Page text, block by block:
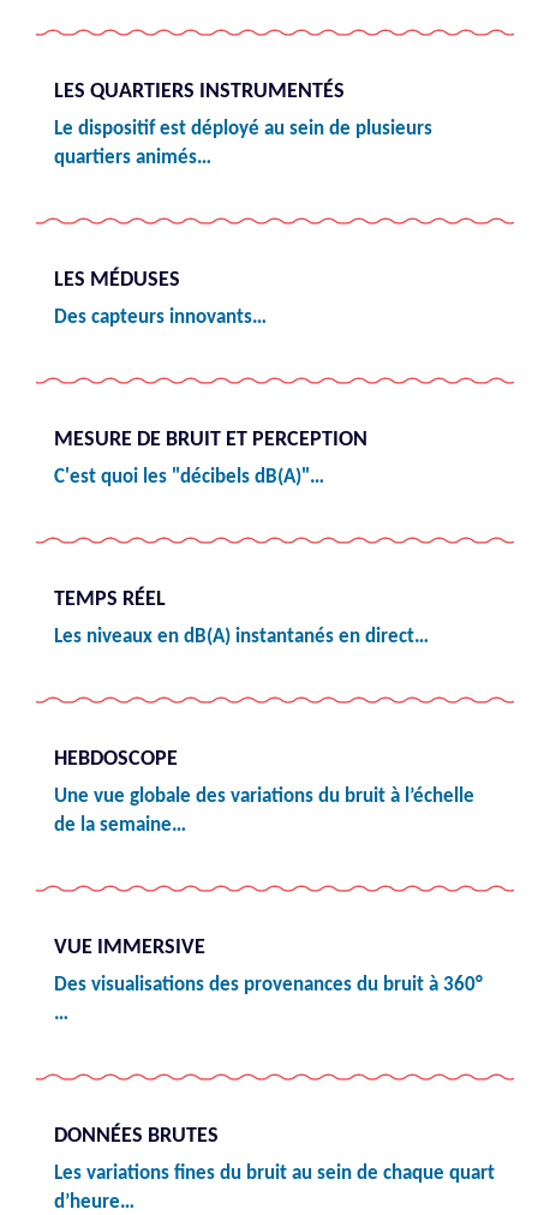
LES QUARTIERS INSTRUMENTÉS
Le dispositif est déployé au sein de plusieurs
quartiers animés…
LES MÉDUSES
Des capteurs innovants…
MESURE DE BRUIT ET PERCEPTION
C'est quoi les "décibels dB(A)"…
TEMPS RÉEL
Les niveaux en dB(A) instantanés en direct…
HEBDOSCOPE
Une vue globale des variations du bruit à l’échelle
de la semaine…
VUE IMMERSIVE
Des visualisations des provenances du bruit à 360°
…
DONNÉES BRUTES
Les variations fines du bruit au sein de chaque quart
d’heure…